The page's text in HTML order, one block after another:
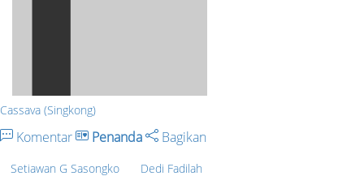
Cassava (Singkong)
Komentar Penanda Bagikan
Setiawan G Sasongko Dedi Fadilah